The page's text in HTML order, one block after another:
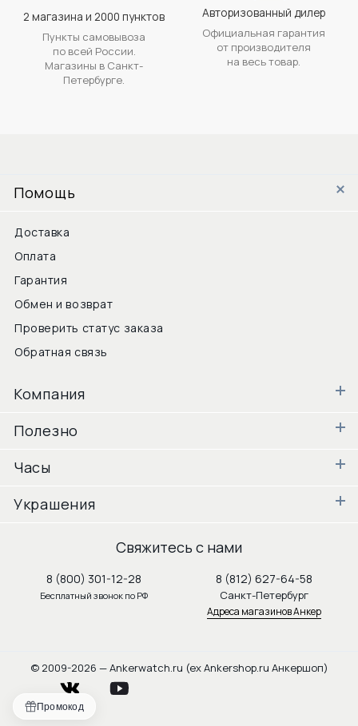
Промокод
2 магазина и 2000 пунктов
Пункты самовывоза
по всей России.
Магазины в Санкт-
Петербурге.
Авторизованный дилер
Официальная гарантия
от производителя
на весь товар.
Помощь
Доставка
Оплата
Гарантия
Обмен и возврат
Проверить статус заказа
Обратная связь
Компания
Полезно
Часы
Украшения
Свяжитесь с нами
8 (800) 301-12-28
Бесплатный звонок по РФ
8 (812) 627-64-58
Санкт-Петербург
Адреса магазинов Анкер
© 2009-2026 — Ankerwatch.ru (ex Ankershop.ru Анкершоп)
vkontakte youtube